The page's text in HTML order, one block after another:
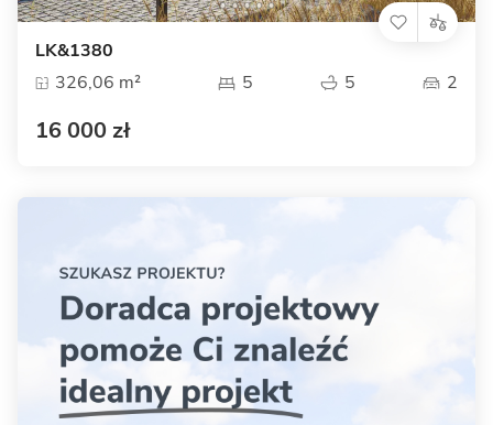
LK&1380
326,06 m²
5 5 2
16 000 zł